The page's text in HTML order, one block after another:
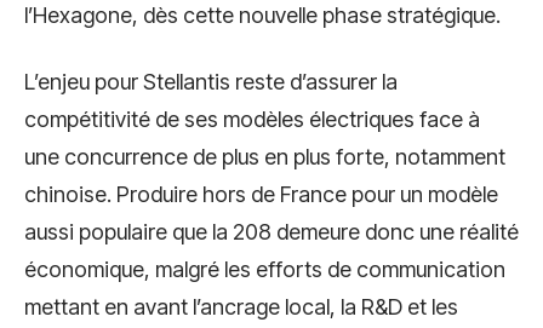
l’Hexagone, dès cette nouvelle phase stratégique.
L’enjeu pour Stellantis reste d’assurer la
compétitivité de ses modèles électriques face à
une concurrence de plus en plus forte, notamment
chinoise. Produire hors de France pour un modèle
aussi populaire que la 208 demeure donc une réalité
économique, malgré les efforts de communication
mettant en avant l’ancrage local, la R&D et les